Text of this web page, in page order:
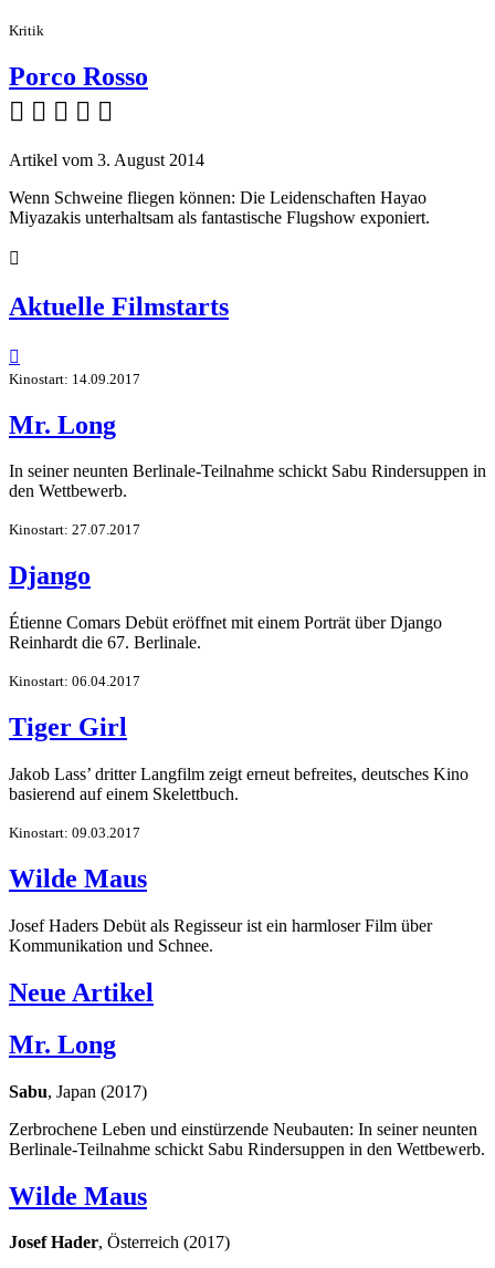
Kritik
Porco Rosso
    
Artikel vom 3. August 2014
Wenn Schweine fliegen können: Die Leidenschaften Hayao
Miyazakis unterhaltsam als fantastische Flugshow exponiert.

Aktuelle Filmstarts

Kinostart: 14.09.2017
Mr. Long
In seiner neunten Berlinale-Teilnahme schickt Sabu Rindersuppen in
den Wettbewerb.
Kinostart: 27.07.2017
Django
Étienne Comars Debüt eröffnet mit einem Porträt über Django
Reinhardt die 67. Berlinale.
Kinostart: 06.04.2017
Tiger Girl
Jakob Lass’ dritter Langfilm zeigt erneut befreites, deutsches Kino
basierend auf einem Skelettbuch.
Kinostart: 09.03.2017
Wilde Maus
Josef Haders Debüt als Regisseur ist ein harmloser Film über
Kommunikation und Schnee.
Neue Artikel
Mr. Long
Sabu, Japan (2017)
Zerbrochene Leben und einstürzende Neubauten: In seiner neunten
Berlinale-Teilnahme schickt Sabu Rindersuppen in den Wettbewerb.
Wilde Maus
Josef Hader, Österreich (2017)